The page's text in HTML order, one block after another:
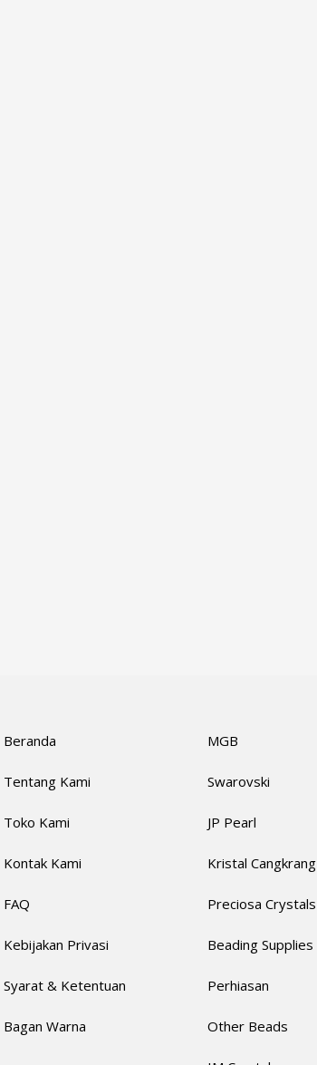
Beranda
Tentang Kami
Toko Kami
Kontak Kami
FAQ
Kebijakan Privasi
Syarat & Ketentuan
Bagan Warna
MGB
Swarovski
JP Pearl
Kristal Cangkrang
Preciosa Crystals
Beading Supplies
Perhiasan
Other Beads